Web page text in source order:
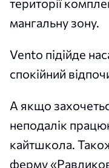
території
мангальну зону.
Vento підійде
спокійний
А якщо
неподалік
кайтшкола.
ферму